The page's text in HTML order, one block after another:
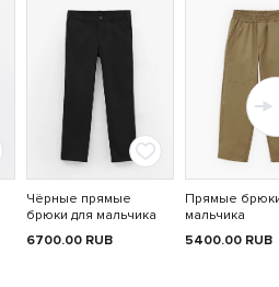
Чёрные прямые
брюки для мальчика
6700.00 RUB
Прямые
мальчика
5400.00 RUB